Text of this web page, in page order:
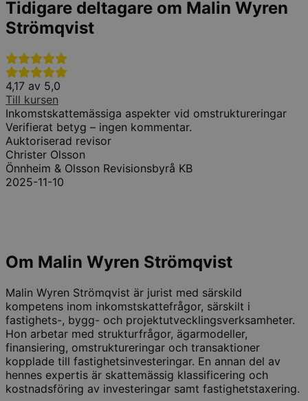
Tidigare deltagare om Malin Wyren
Strömqvist
4,17 av 5,0
Till kursen
Inkomstskattemässiga aspekter vid omstruktureringar
Verifierat betyg – ingen kommentar.
Auktoriserad revisor
Christer Olsson
Önnheim & Olsson Revisionsbyrå KB
2025-11-10
Om Malin Wyren Strömqvist
Malin Wyren Strömqvist är jurist med särskild
kompetens inom inkomstskattefrågor, särskilt i
fastighets-, bygg- och projektutvecklingsverksamheter.
Hon arbetar med strukturfrågor, ägarmodeller,
finansiering, omstruktureringar och transaktioner
kopplade till fastighetsinvesteringar. En annan del av
hennes expertis är skattemässig klassificering och
kostnadsföring av investeringar samt fastighetstaxering.